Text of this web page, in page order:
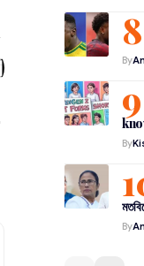
By
By
By